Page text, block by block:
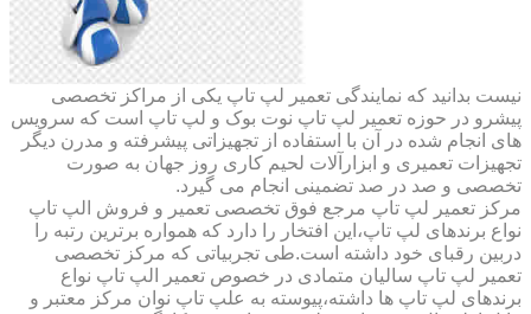
نیست بدانید که نمایندگی تعمیر لپ تاپ یکی از مراکز تخصصی
پیشرو در حوزه تعمیر لپ تاپ نوت بوک و لپ تاپ است که سرویس
های انجام شده در آن با استفاده از تجهیزاتی پیشرفته و مدرن دیگر
تجهیزات تعمیری و ابزارآلات لحیم کاری روز جهان به صورت
تخصصی و صد در صد تضمینی انجام می گیرد.
مرکز تعمیر لپ تاپ مرجع فوق تخصصی تعمیر و فروش الپ تاپ
نواع برندهای لپ تاپ،این افتخار را دارد که همواره برترین رتبه را
دربین رقبای خود داشته است.طی تجربیاتی که مرکز تخصصی
تعمیر لپ تاپ سالیان متمادی در خصوص تعمیر الپ تاپ نواع
برندهای لپ تاپ ها داشته،پیوسته به علپ تاپ نوان مرکز معتبر و